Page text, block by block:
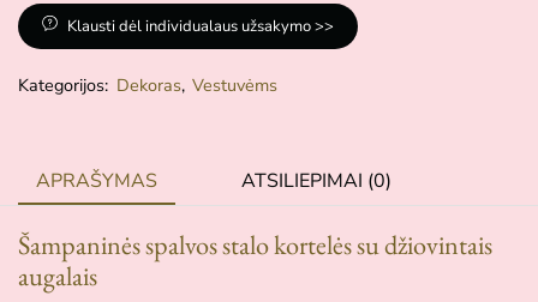
Klausti dėl individualaus užsakymo >>
Kategorijos: Dekoras, Vestuvėms
APRAŠYMAS ATSILIEPIMAI (0)
Šampaninės spalvos stalo kortelės su džiovintais
augalais